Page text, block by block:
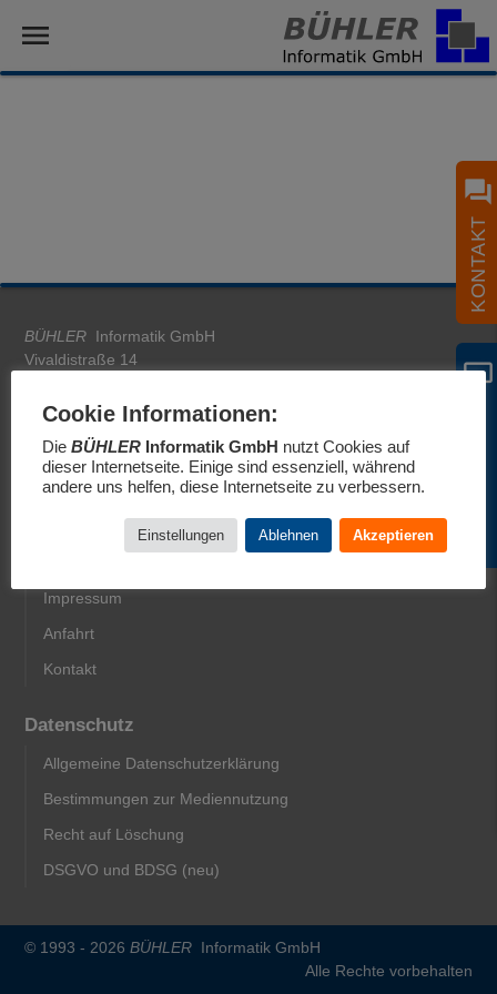
menu
question_answer
KONTAKT
airplay
BÜHLER Informatik GmbH
Vivaldistraße 14
Mo. - Fr.:09:00 - 17:00 Uhr
email kontakt@buehler-informatik.de
phone +49 (0) 72 45 / 93 999 - 0
Impressum
Anfahrt
Kontakt
Datenschutz
Allgemeine Datenschutzerklärung
Bestimmungen zur Mediennutzung
Recht auf Löschung
DSGVO und BDSG (neu)
© 1993 - 2026BÜHLER Informatik GmbH
Alle Rechte vorbehalten
Cookie Informationen:
Die BÜHLER Informatik GmbH nutzt Cookies auf
dieser Internetseite. Einige sind essenziell, während
andere uns helfen, diese Internetseite zu verbessern.
Einstellungen Ablehnen Akzeptieren